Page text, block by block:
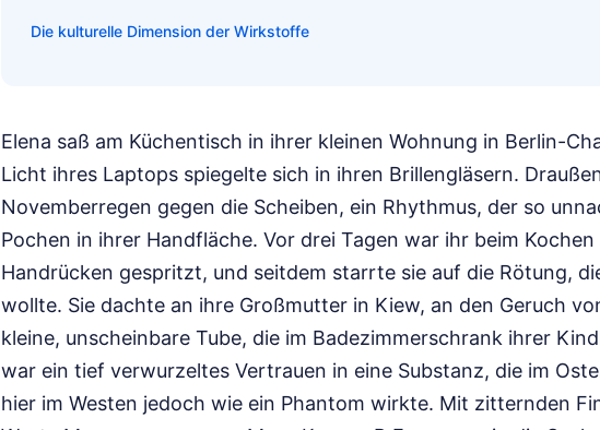
Die kulturelle Dimension der Wirkstoffe
Elena saß am Küchentisch in ihrer kleinen Wohnung in Berlin-
Licht ihres Laptops spiegelte sich in ihren Brillengläsern.
Novemberregen gegen die Scheiben, ein Rhythmus, der so
Pochen in ihrer Handfläche. Vor drei Tagen war ihr beim Kochen
Handrücken gespritzt, und seitdem starrte sie auf die Rötung,
wollte. Sie dachte an ihre Großmutter in Kiew, an den Geruch
kleine, unscheinbare Tube, die im Badezimmerschrank ihrer
war ein tief verwurzeltes Vertrauen in eine Substanz, die im
hier im Westen jedoch wie ein Phantom wirkte. Mit zitternden